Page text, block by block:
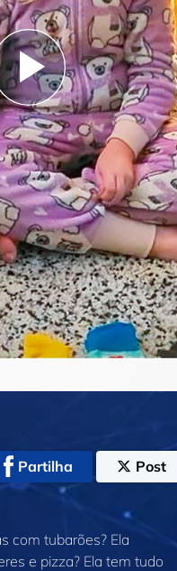
Play
Video
Partilha Post
com tubarões? Ela
e pizza? Ela tem tudo